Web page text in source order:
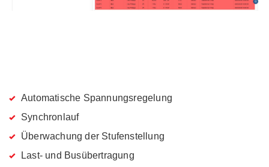
Automatische Spannungsregelung
Synchronlauf
Überwachung der Stufenstellung
Last- und Busübertragung